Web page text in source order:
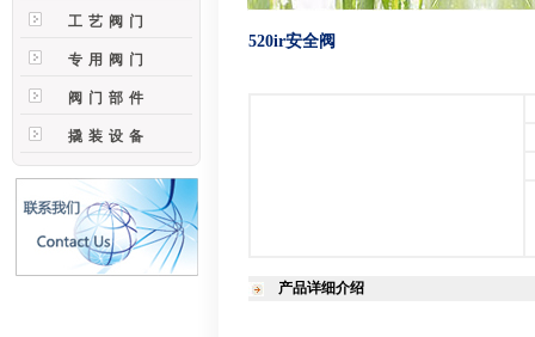
工艺阀门
专用阀门
阀门部件
撬装设备
520ir安全阀
产品详细介绍